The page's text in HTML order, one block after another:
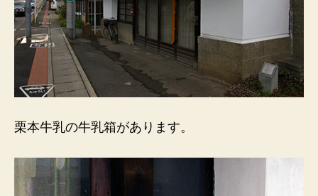
宿
場
町
ら
へ
栗本牛乳の牛乳箱があります。